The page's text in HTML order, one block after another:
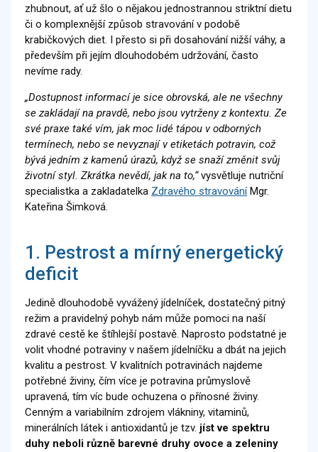
zhubnout, ať už šlo o nějakou jednostrannou striktní dietu
či o komplexnější způsob stravování v podobě
krabičkových diet. I přesto si při dosahování nižší váhy, a
především při jejím dlouhodobém udržování, často
nevíme rady.
„Dostupnost informací je sice obrovská, ale ne všechny
se zakládají na pravdě, nebo jsou vytrženy z kontextu. Ze
své praxe také vím, jak moc lidé tápou v odborných
termínech, nebo se nevyznají v etiketách potravin, což
bývá jedním z kamenů úrazů, když se snaží změnit svůj
životní styl. Zkrátka nevědí, jak na to,“vysvětluje nutriční
specialistka a zakladatelka Zdravého stravováníMgr.
Kateřina Šimková.
1. Pestrost a mírný energetický
deficit
Jedině dlouhodobě vyvážený jídelníček, dostatečný pitný
režim a pravidelný pohyb nám může pomoci na naší
zdravé cestě ke štíhlejší postavě. Naprosto podstatné je
volit vhodné potraviny v našem jídelníčku a dbát na jejich
kvalitu a pestrost. V kvalitních potravinách najdeme
potřebné živiny, čím více je potravina průmyslově
upravená, tím víc bude ochuzena o přínosné živiny.
Cenným a variabilním zdrojem vlákniny, vitaminů,
minerálních látek i antioxidantů je tzv. jíst ve spektru
duhy neboli různě barevné druhy ovoce a zeleniny